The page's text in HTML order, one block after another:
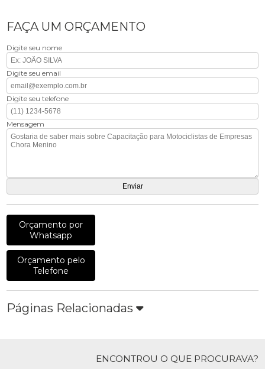
FAÇA UM ORÇAMENTO
Digite seu nome
Digite seu email
Digite seu telefone
Mensagem
Orçamento por
Whatsapp
Orçamento pelo
Telefone
Páginas Relacionadas
ENCONTROU O QUE PROCURAVA?